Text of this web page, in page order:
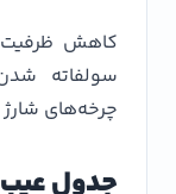
کاهش ظرفیت
سولفاته
چرخه‌های
جدول